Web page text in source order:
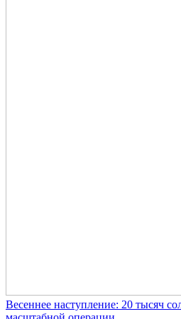
Весеннее наступление: 20 тысяч